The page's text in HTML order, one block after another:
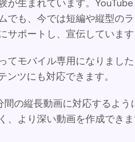
が生まれています。YouTube
でも、今では短編や縦型の
ポートし、宣伝しています
てモバイル専用になりまし
ツにも対応できます。
間の縦長動画に対応するよう
より深い動画を作成できま